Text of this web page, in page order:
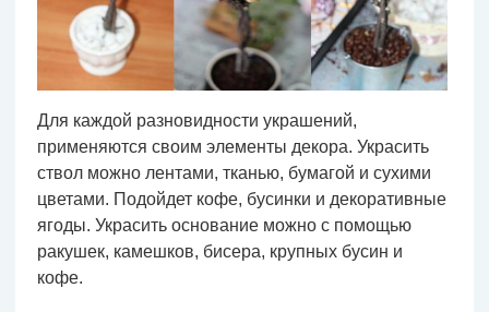
Для каждой разновидности украшений,
применяются своим элементы декора. Украсить
ствол можно лентами, тканью, бумагой и сухими
цветами. Подойдет кофе, бусинки и декоративные
ягоды. Украсить основание можно с помощью
ракушек, камешков, бисера, крупных бусин и
кофе.